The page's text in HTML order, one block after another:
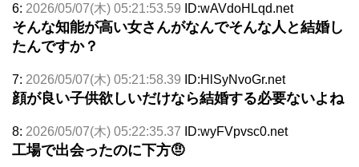
6: 2026/05/07(木) 05:21:53.59 ID:wAVdoHLqd.net
そんな知能が高い女さんがなんでそんな人と結婚し
たんですか？
7: 2026/05/07(木) 05:21:58.39 ID:HlSyNvoGr.net
顔が良い子供欲しいだけなら結婚する必要ないよね
8: 2026/05/07(木) 05:22:35.37 ID:wyFVpvsc0.net
工場で出会ったのに下方🤨